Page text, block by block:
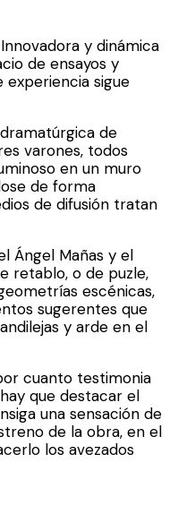
y dinámica
de ensayos y
experiencia sigue
de
varones, todos
en un muro
de forma
de difusión tratan
Ángel Mañas y el
retablo, o de puzle,
escénicas,
sugerentes que
y arde en el
cuanto testimonia
que destacar el
una sensación de
de la obra, en el
los avezados